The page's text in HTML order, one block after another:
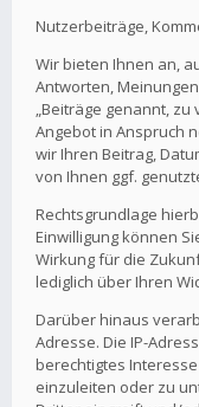
Nutzerbeiträge,
Wir bieten Ihnen an,
Antworten,
„Beiträge genannt,
Angebot in Anspruch
wir Ihren Beitrag,
von Ihnen ggf.
Rechtsgrundlage
Einwilligung können
Wirkung für die
lediglich über Ihren
Darüber hinaus
Adresse. Die IP-
berechtigtes
einzuleiten oder zu